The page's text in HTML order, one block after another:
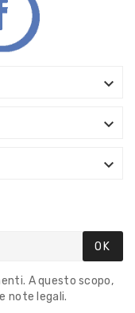



OK
A questo scopo,
note legali.